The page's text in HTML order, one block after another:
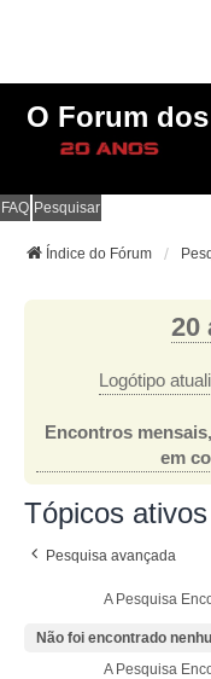
O Forum
FAQ Pesquisar
Índice do Fórum
20
Logótipo
Encontros
em
Tópicos ativos
Pesquisa avançada
A Pesquisa
Não foi encontrado
A Pesquisa